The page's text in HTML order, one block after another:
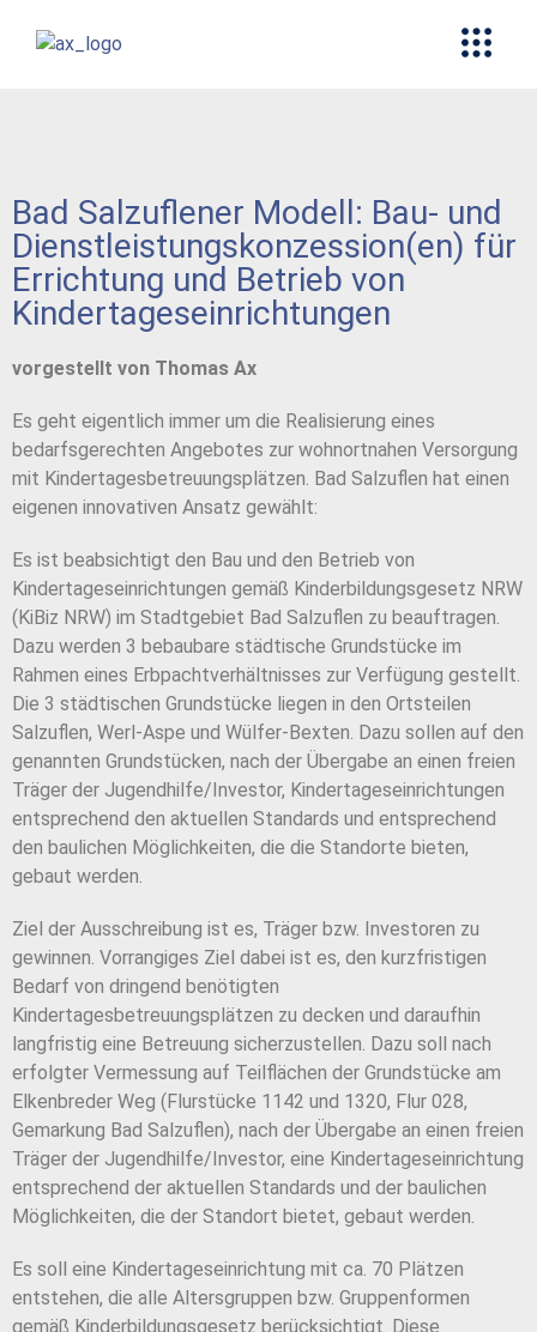
Bad Salzuflener Modell: Bau- und
Dienstleistungskonzession(en) für
Errichtung und Betrieb von
Kindertageseinrichtungen
vorgestellt von Thomas Ax
Es geht eigentlich immer um die Realisierung eines
bedarfsgerechten Angebotes zur wohnortnahen Versorgung
mit Kindertagesbetreuungsplätzen. Bad Salzuflen hat einen
eigenen innovativen Ansatz gewählt:
Es ist beabsichtigt den Bau und den Betrieb von
Kindertageseinrichtungen gemäß Kinderbildungsgesetz NRW
(KiBiz NRW) im Stadtgebiet Bad Salzuflen zu beauftragen.
Dazu werden 3 bebaubare städtische Grundstücke im
Rahmen eines Erbpachtverhältnisses zur Verfügung gestellt.
Die 3 städtischen Grundstücke liegen in den Ortsteilen
Salzuflen, Werl-Aspe und Wülfer-Bexten. Dazu sollen auf den
genannten Grundstücken, nach der Übergabe an einen freien
Träger der Jugendhilfe/Investor, Kindertageseinrichtungen
entsprechend den aktuellen Standards und entsprechend
den baulichen Möglichkeiten, die die Standorte bieten,
gebaut werden.
Ziel der Ausschreibung ist es, Träger bzw. Investoren zu
gewinnen. Vorrangiges Ziel dabei ist es, den kurzfristigen
Bedarf von dringend benötigten
Kindertagesbetreuungsplätzen zu decken und daraufhin
langfristig eine Betreuung sicherzustellen. Dazu soll nach
erfolgter Vermessung auf Teilflächen der Grundstücke am
Elkenbreder Weg (Flurstücke 1142 und 1320, Flur 028,
Gemarkung Bad Salzuflen), nach der Übergabe an einen freien
Träger der Jugendhilfe/Investor, eine Kindertageseinrichtung
entsprechend der aktuellen Standards und der baulichen
Möglichkeiten, die der Standort bietet, gebaut werden.
Es soll eine Kindertageseinrichtung mit ca. 70 Plätzen
entstehen, die alle Altersgruppen bzw. Gruppenformen
gemäß Kinderbildungsgesetz berücksichtigt. Diese